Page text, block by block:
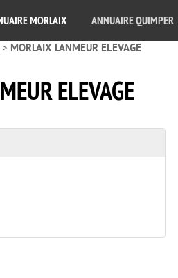
MORLAIX ANNUAIRE QUIMPER
> MORLAIX LANMEUR ELEVAGE
ELEVAGE